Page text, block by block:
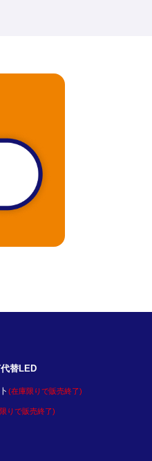
替LED
(在庫限りで販売終了)
りで販売終了)